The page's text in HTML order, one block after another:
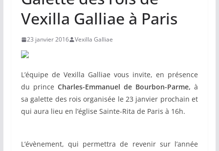
Vexilla Galliae à Paris
23 janvier 2016 Vexilla Galliae
L’équipe de Vexilla Galliae vous invite, en présence
du prince Charles-Emmanuel de Bourbon-Parme, à
sa galette des rois organisée le 23 janvier prochain et
qui aura lieu en l’église Sainte-Rita de Paris à 16h.
L’évènement, qui permettra de revenir sur l’année